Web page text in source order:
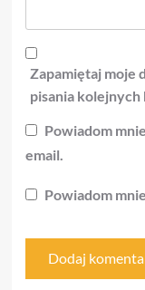
Zapamiętaj moje
pisania
Powiadom
email.
Powiadom